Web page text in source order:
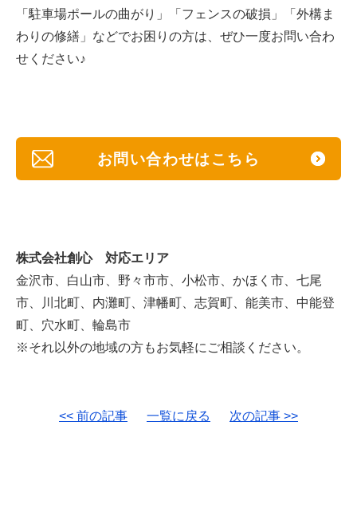
「駐車場ポールの曲がり」「フェンスの破損」「外構ま
わりの修繕」などでお困りの方は、ぜひ一度お問い合わ
せください♪
お問い合わせはこちら
株式会社創心 対応エリア
金沢市、白山市、野々市市、小松市、かほく市、七尾
市、川北町、内灘町、津幡町、志賀町、能美市、中能登
町、穴水町、輪島市
※それ以外の地域の方もお気軽にご相談ください。
<< 前の記事 一覧に戻る 次の記事 >>